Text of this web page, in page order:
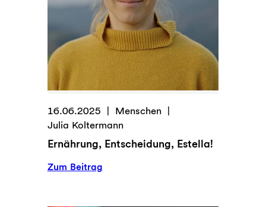
16.06.2025
Menschen
Julia Koltermann
Ernährung, Entscheidung, Estella!
Zum Beitrag: